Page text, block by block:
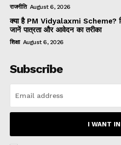
राजनीति August 6, 2026
क्या है PM Vidyalaxmi Scheme?
जानें पात्रता और आवेदन का तरीका
शिक्षा August 6, 2026
Subscribe
I WANT IN